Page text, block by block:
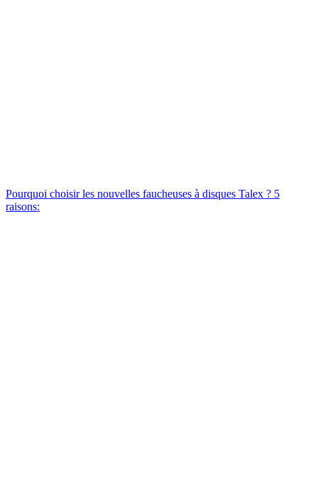
Pourquoi choisir les nouvelles faucheuses à disques Talex ? 5
raisons: